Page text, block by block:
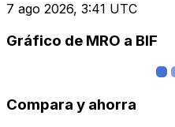
7 ago 2026, 3:41 UTC
Gráfico de MRO a BIF
Compara y ahorra